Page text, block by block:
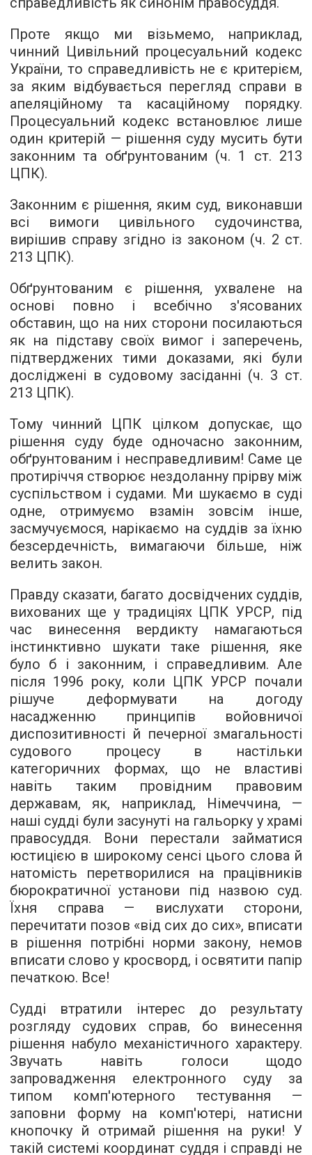
Проте якщо ми візьмемо, наприклад,
чинний Цивільний процесуальний кодекс
України, то справедливість не є критерієм,
за яким відбувається перегляд справи в
апеляційному та касаційному порядку.
Процесуальний кодекс встановлює лише
один критерій — рішення суду мусить бути
законним та обґрунтованим (ч. 1 ст. 213
ЦПК).
Законним є рішення, яким суд, виконавши
всі вимоги цивільного судочинства,
вирішив справу згідно із законом (ч. 2 ст.
213 ЦПК).
Обґрунтованим є рішення, ухвалене на
основі повно і всебічно з'ясованих
обставин, що на них сторони посилаються
як на підставу своїх вимог і заперечень,
підтверджених тими доказами, які були
досліджені в судовому засіданні (ч. 3 ст.
213 ЦПК).
Тому чинний ЦПК цілком допускає, що
рішення суду буде одночасно законним,
обґрунтованим і несправедливим! Саме це
протиріччя створює нездоланну прірву між
суспільством і судами. Ми шукаємо в суді
одне, отримуємо взамін зовсім інше,
засмучуємося, нарікаємо на суддів за їхню
безсердечність, вимагаючи більше, ніж
велить закон.
Правду сказати, багато досвідчених суддів,
вихованих ще у традиціях ЦПК УРСР, під
час винесення вердикту намагаються
інстинктивно шукати таке рішення, яке
було б і законним, і справедливим. Але
після 1996 року, коли ЦПК УРСР почали
рішуче деформувати на догоду
насадженню принципів войовничої
диспозитивності й печерної змагальності
судового процесу в настільки
категоричних формах, що не властиві
навіть таким провідним правовим
державам, як, наприклад, Німеччина, —
наші судді були засунуті на гальорку у храмі
правосуддя. Вони перестали займатися
юстицією в широкому сенсі цього слова й
натомість перетворилися на працівників
бюрократичної установи під назвою суд.
Їхня справа — вислухати сторони,
перечитати позов «від сих до сих», вписати
в рішення потрібні норми закону, немов
вписати слово у кросворд, і освятити папір
печаткою. Все!
Судді втратили інтерес до результату
розгляду судових справ, бо винесення
рішення набуло механістичного характеру.
Звучать навіть голоси щодо
запровадження електронного суду за
типом комп'ютерного тестування —
заповни форму на комп'ютері, натисни
кнопочку й отримай рішення на руки! У
такій системі координат суддя і справді не